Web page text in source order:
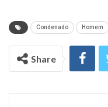
Condenado Homem
Share